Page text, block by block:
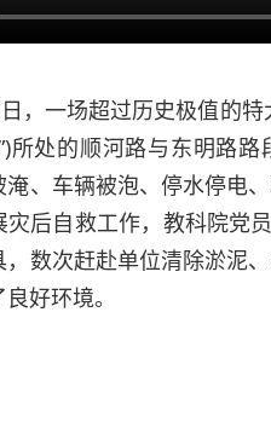
一场超过历史极值的特
所处的顺河路与东明路路
淹、车辆被泡、停水停电
灾后自救工作，教科院党
，数次赶赴单位清除淤泥
好环境。